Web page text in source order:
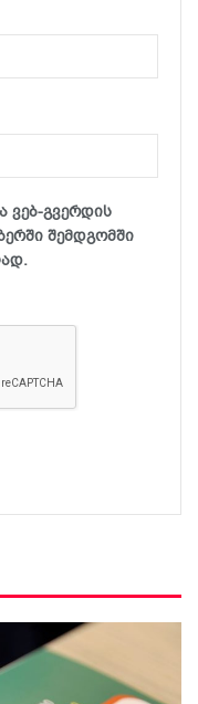
ვებ-გვერდის
შემდგომში